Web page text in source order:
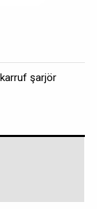
şarjör